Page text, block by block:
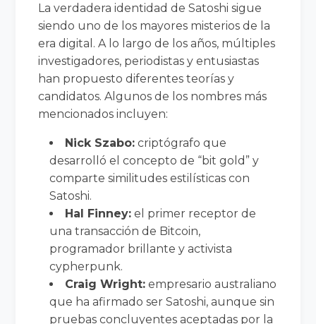
La verdadera identidad de Satoshi sigue
siendo uno de los mayores misterios de la
era digital. A lo largo de los años, múltiples
investigadores, periodistas y entusiastas
han propuesto diferentes teorías y
candidatos. Algunos de los nombres más
mencionados incluyen:
Nick Szabo: criptógrafo que
desarrolló el concepto de “bit gold” y
comparte similitudes estilísticas con
Satoshi.
Hal Finney: el primer receptor de
una transacción de Bitcoin,
programador brillante y activista
cypherpunk.
Craig Wright: empresario australiano
que ha afirmado ser Satoshi, aunque sin
pruebas concluyentes aceptadas por la